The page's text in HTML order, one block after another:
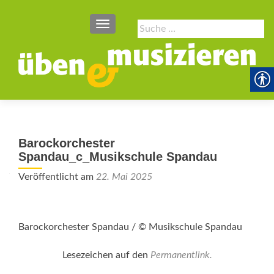
Suche
nach:
SCHALTE NAVIGATION
Barockorchester
Spandau_c_Musikschule Spandau
Veröffentlicht am 22. Mai 2025
Barockorchester Spandau / © Musikschule Spandau
Lesezeichen auf den Permanentlink.